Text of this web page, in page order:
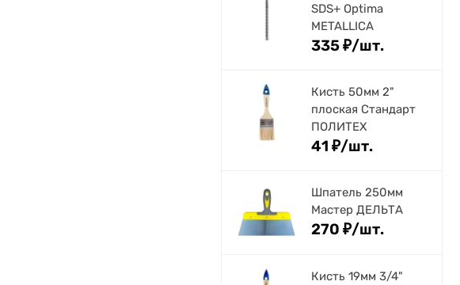
SDS+ Optima
METALLICA
335₽/шт.
Кисть 50мм 2"
плоская Стандарт
ПОЛИТЕХ
41 ₽/шт.
Шпатель 250мм
Мастер ДЕЛЬТА
270 ₽/шт.
Кисть 19мм 3/4"